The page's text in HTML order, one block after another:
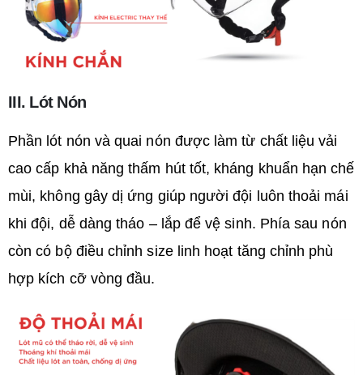
III. Lót Nón
Phần lót nón và quai nón được làm từ chất liệu vải
cao cấp khả năng thấm hút tốt, kháng khuẩn hạn chế
mùi, không gây dị ứng giúp người đội luôn thoải mái
khi đội, dễ dàng tháo – lắp để vệ sinh. Phía sau nón
còn có bộ điều chỉnh size linh hoạt tăng chỉnh phù
hợp kích cỡ vòng đầu.